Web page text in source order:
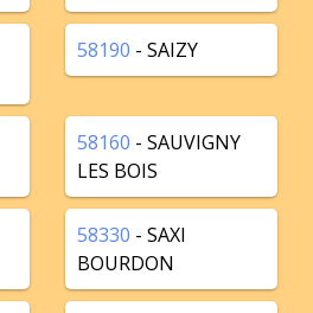
58190 - SAIZY
58160 - SAUVIGNY
LES BOIS
58330 - SAXI
BOURDON